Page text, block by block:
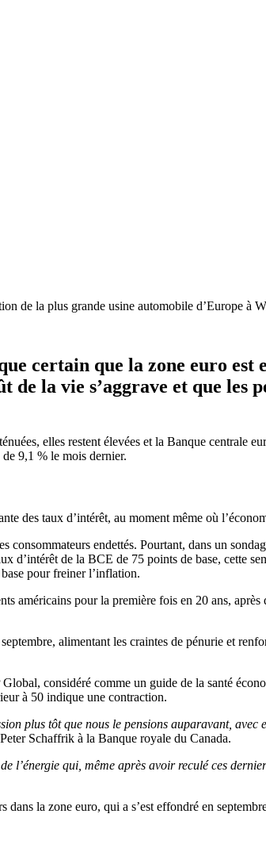
de la plus grande usine automobile d’Europe à
certain que la zone euro
de la vie s’aggrave et que les
elles restent élevées et la Banque centrale
9,1 % le mois dernier.
des taux d’intérêt, au moment même où
consommateurs endettés. Pourtant, dans un
d’intérêt de la BCE de 75 points de base,
pour freiner l’inflation.
américains pour la première fois en 20 ans,
alimentant les craintes de pénurie et
considéré comme un guide de la santé
à 50 indique une contraction.
plus tôt que nous le pensions auparavant,
Schaffrik à la Banque royale du Canada.
l’énergie qui, même après avoir reculé ces
dans la zone euro, qui a s’est effondré en